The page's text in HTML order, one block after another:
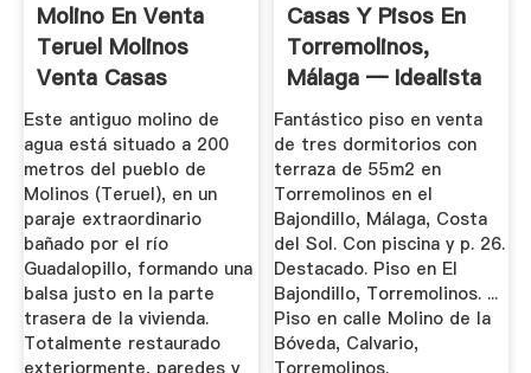
Molino En Venta
Teruel Molinos
Venta Casas
Rurales Y ...
Este antiguo molino de
agua está situado a 200
metros del pueblo de
Molinos (Teruel), en un
paraje extraordinario
bañado por el río
Guadalopillo, formando una
balsa justo en la parte
trasera de la vivienda.
Totalmente restaurado
Casas Y Pisos En
Torremolinos,
Málaga — Idealista
Fantástico piso en venta
de tres dormitorios con
terraza de 55m2 en
Torremolinos en el
Bajondillo, Málaga, Costa
del Sol. Con piscina y p. 26.
Destacado. Piso en El
Bajondillo, Torremolinos. ...
Piso en calle Molino de la
Bóveda, Calvario,